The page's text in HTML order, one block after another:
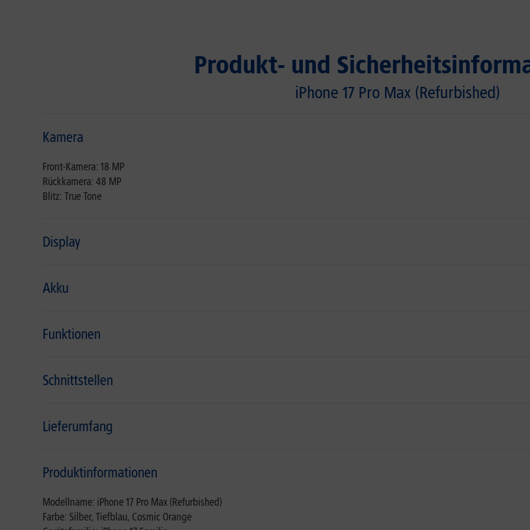
Produkt- und
iPhone 17 Pro Max (Refurbished)
Kamera
Front-Kamera: 18 MP
Rückkamera: 48 MP
Blitz: True Tone
Display
Akku
Funktionen
Schnittstellen
Lieferumfang
Produktinformationen
Modellname: iPhone 17 Pro Max (Refurbished)
Farbe: Silber, Tiefblau, Cosmic Orange